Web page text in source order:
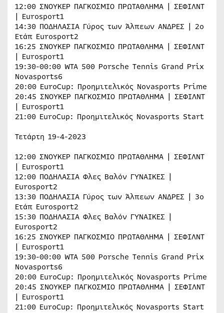
12:00 ΣΝΟΥΚΕΡ ΠΑΓΚOΣΜΙΟ ΠΡΩΤΑΘΛΗΜΑ | ΣΕΦΙΛΝΤ
| Eurosport1
14:30 ΠΟΔΗΛΑΣΙΑ Γύρος των Άλπεων ΑΝΔΡΕΣ | 2ο
Ετάπ Eurosport2
16:25 ΣΝΟΥΚΕΡ ΠΑΓΚOΣΜΙΟ ΠΡΩΤΑΘΛΗΜΑ | ΣΕΦΙΛΝΤ
| Eurosport1
19:30-00:00 WTA 500 Porsche Tennis Grand Prix
Novasports6
20:00 EuroCup: Προημιτελικός Novasports Prime
20:45 ΣΝΟΥΚΕΡ ΠΑΓΚOΣΜΙΟ ΠΡΩΤΑΘΛΗΜΑ | ΣΕΦΙΛΝΤ
| Eurosport1
21:00 EuroCup: Προημιτελικός Novasports Start
Τετάρτη 19-4-2023
12:00 ΣΝΟΥΚΕΡ ΠΑΓΚOΣΜΙΟ ΠΡΩΤΑΘΛΗΜΑ | ΣΕΦΙΛΝΤ
| Eurosport1
12:00 ΠΟΔΗΛΑΣΙΑ Φλες Βαλόν ΓΥΝΑΙΚΕΣ |
Eurosport2
13:30 ΠΟΔΗΛΑΣΙΑ Γύρος των Άλπεων ΑΝΔΡΕΣ | 3ο
Ετάπ Eurosport2
15:30 ΠΟΔΗΛΑΣΙΑ Φλες Βαλόν ΓΥΝΑΙΚΕΣ |
Eurosport2
16:25 ΣΝΟΥΚΕΡ ΠΑΓΚOΣΜΙΟ ΠΡΩΤΑΘΛΗΜΑ | ΣΕΦΙΛΝΤ
| Eurosport1
19:30-00:00 WTA 500 Porsche Tennis Grand Prix
Novasports6
20:00 EuroCup: Προημιτελικός Novasports Prime
20:45 ΣΝΟΥΚΕΡ ΠΑΓΚOΣΜΙΟ ΠΡΩΤΑΘΛΗΜΑ | ΣΕΦΙΛΝΤ
| Eurosport1
21:00 EuroCup: Προημιτελικός Novasports Start